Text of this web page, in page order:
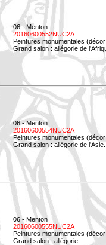
06 - Menton
20160600552NUC2A
Peintures monumentales
Grand salon : allégorie de
06 - Menton
20160600554NUC2A
Peintures monumentales
Grand salon : allégorie de l'Asie.
06 - Menton
20160600555NUC2A
Peintures monumentales
Grand salon : allégorie.